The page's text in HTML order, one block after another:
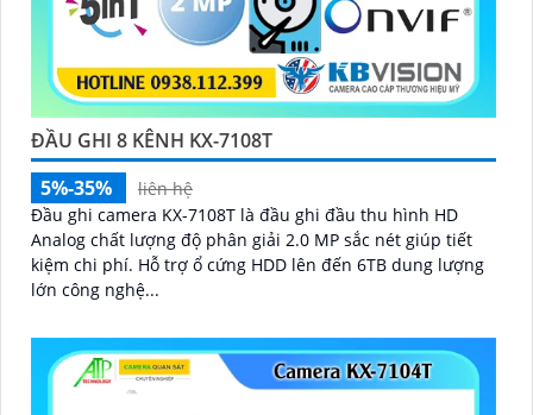
ĐẦU GHI 8 KÊNH KX-7108T
5%-35%
liên hệ
Đầu ghi camera KX-7108T là đầu ghi đầu thu hình HD
Analog chất lượng độ phân giải 2.0 MP sắc nét giúp tiết
kiệm chi phí. Hỗ trợ ổ cứng HDD lên đến 6TB dung lượng
lớn công nghệ...